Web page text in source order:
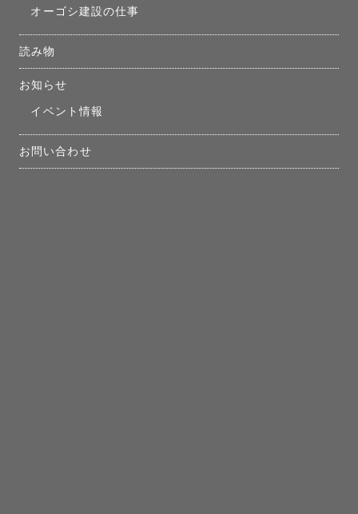
オーゴシ建設の仕事
読み物
お知らせ
イベント情報
お問い合わせ